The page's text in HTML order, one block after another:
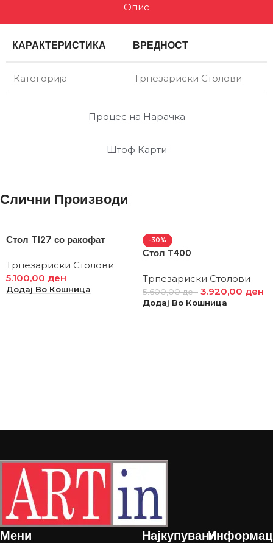
Опис
Процес на Нарачка
Штоф Карти
КАРАКТЕРИСТИКА ВРЕДНОСТ
Категорија Трпезариски Столови
Слични Производи
Стол T127 со ракофат
Трпезариски Столови
5.100,00 ден
Додај Во Кошница
-30%
Стол T400
Трпезариски Столови
5.600,00ден 3.920,00 ден
Додај Во Кошница
Мени Најкупувани